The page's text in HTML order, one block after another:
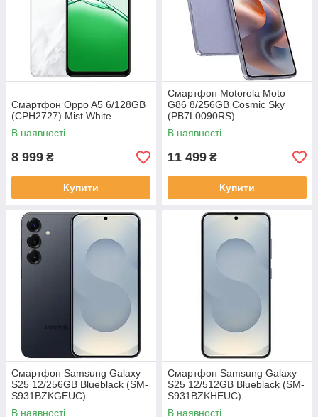
Смартфон Oppo A5 6/128GB
(CPH2727) Mist White
В наявності
8 999 ₴
Купити
Смартфон Motorola Moto
G86 8/256GB Cosmic Sky
(PB7L0090RS)
В наявності
11 499 ₴
Купити
Смартфон Samsung Galaxy
S25 12/256GB Blueblack (SM-
S931BZKGEUC)
В наявності
Смартфон Samsung Galaxy
S25 12/512GB Blueblack (SM-
S931BZKHEUC)
В наявності